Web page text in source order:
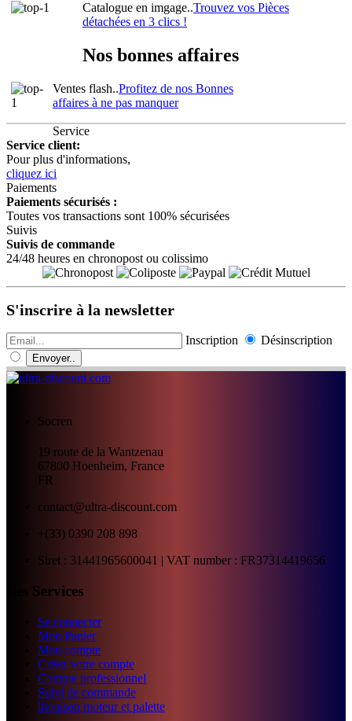
Catalogue en imgage..Trouvez vos Pièces
détachées en 3 clics !
Nos bonnes affaires
Ventes flash..Profitez de nos Bonnes
affaires à ne pas manquer
Service
Service client:
Pour plus d'informations,
cliquez ici
Paiements
Paiements sécurisés :
Toutes vos transactions sont 100% sécurisées
Suivis
Suivis de commande
24/48 heures en chronopost ou colissimo
S'inscrire à la newsletter
Inscription Désinscription
Envoyer..
Socren
19 route de la Wantzenau
67800 Hoenheim, France
FR
contact@ultra-discount.com
+(33) 0390 208 898
Siret : 31441965600041 | VAT number : FR37314419656
Les Services
Se connecter
Mon Panier
Mon compte
Créez votre compte
Compte professionnel
Suivi de commande
livraison moteur et palette